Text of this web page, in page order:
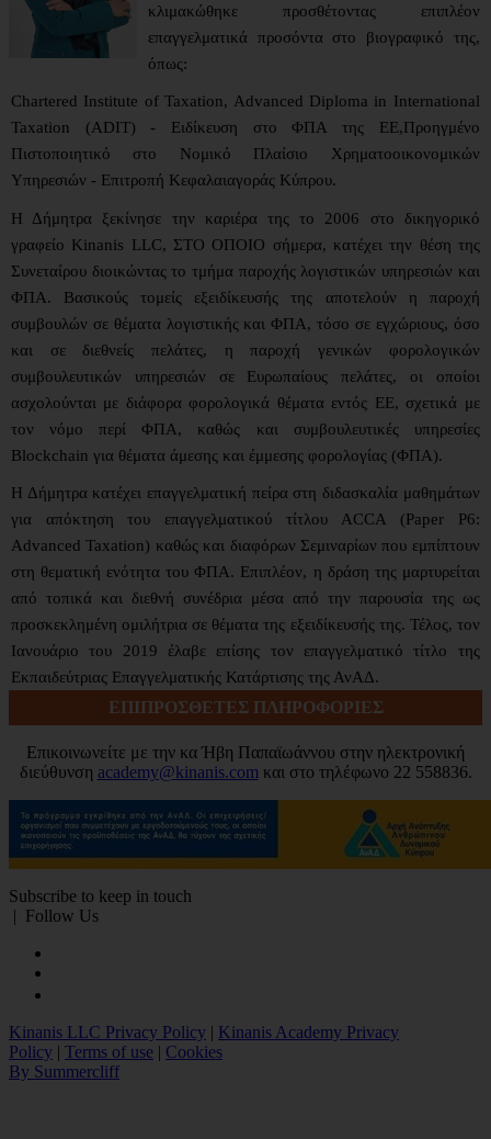
κλιμακώθηκε προσθέτοντας επιπλέον
επαγγελματικά προσόντα στο βιογραφικό της,
όπως:
Chartered Institute of Taxation, Advanced Diploma in International
Taxation (ADIT) - Ειδίκευση στο ΦΠΑ της ΕΕ,Προηγμένο
Πιστοποιητικό στο Νομικό Πλαίσιο Χρηματοοικονομικών
Υπηρεσιών - Επιτροπή Κεφαλαιαγοράς Κύπρου.
Η Δήμητρα ξεκίνησε την καριέρα της το 2006 στο δικηγορικό
γραφείο Kinanis LLC, ΣΤΟ ΟΠΟΙΟ σήμερα, κατέχει την θέση της
Συνεταίρου διοικώντας το τμήμα παροχής λογιστικών υπηρεσιών και
ΦΠΑ. Βασικούς τομείς εξειδίκευσής της αποτελούν η παροχή
συμβουλών σε θέματα λογιστικής και ΦΠΑ, τόσο σε εγχώριους, όσο
και σε διεθνείς πελάτες, η παροχή γενικών φορολογικών
συμβουλευτικών υπηρεσιών σε Ευρωπαίους πελάτες, οι οποίοι
ασχολούνται με διάφορα φορολογικά θέματα εντός ΕΕ, σχετικά με
τον νόμο περί ΦΠΑ, καθώς και συμβουλευτικές υπηρεσίες
Blockchain για θέματα άμεσης και έμμεσης φορολογίας (ΦΠΑ).
Η Δήμητρα κατέχει επαγγελματική πείρα στη διδασκαλία μαθημάτων
για απόκτηση του επαγγελματικού τίτλου ACCA (Paper P6:
Advanced Taxation) καθώς και διαφόρων Σεμιναρίων που εμπίπτουν
στη θεματική ενότητα του ΦΠΑ. Επιπλέον, η δράση της μαρτυρείται
από τοπικά και διεθνή συνέδρια μέσα από την παρουσία της ως
προσκεκλημένη ομιλήτρια σε θέματα της εξειδίκευσής της. Τέλος, τον
Ιανουάριο του 2019 έλαβε επίσης τον επαγγελματικό τίτλο της
Εκπαιδεύτριας Επαγγελματικής Κατάρτισης της ΑνΑΔ.
ΕΠΙΠΡΟΣΘΕΤΕΣ ΠΛΗΡΟΦΟΡΙΕΣ
Επικοινωνείτε με την κα Ήβη Παπαϊωάννου στην ηλεκτρονική
διεύθυνση academy@kinanis.com και στο τηλέφωνο 22 558836.
Subscribe to keep in touch
| Follow Us
Kinanis LLC Privacy Policy | Kinanis Academy Privacy
Policy | Terms of use | Cookies
By Summercliff